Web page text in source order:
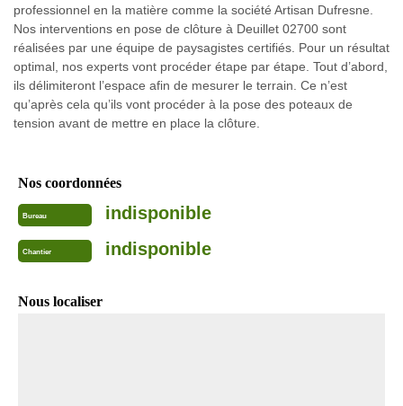
professionnel en la matière comme la société Artisan Dufresne.
Nos interventions en pose de clôture à Deuillet 02700 sont
réalisées par une équipe de paysagistes certifiés. Pour un résultat
optimal, nos experts vont procéder étape par étape. Tout d’abord,
ils délimiteront l’espace afin de mesurer le terrain. Ce n’est
qu’après cela qu’ils vont procéder à la pose des poteaux de
tension avant de mettre en place la clôture.
Nos coordonnées
Bureau indisponible
Chantier indisponible
Nous localiser